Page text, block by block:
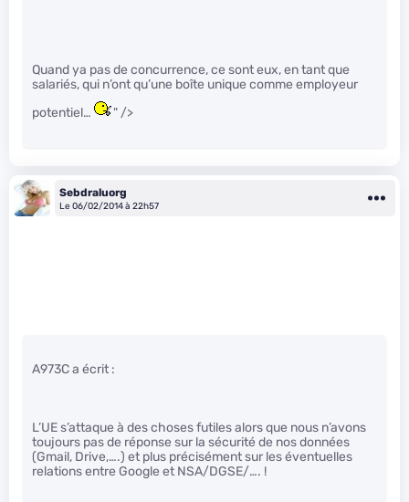
Quand ya pas de concurrence, ce sont eux, en tant que
salariés, qui n’ont qu’une boîte unique comme employeur
potentiel…
" />
Sebdraluorg
Le 06/02/2014 à 22h57
A973C a écrit :
L’UE s’attaque à des choses futiles alors que nous n’avons
toujours pas de réponse sur la sécurité de nos données
(Gmail, Drive,….) et plus précisément sur les éventuelles
relations entre Google et NSA/DGSE/…. !